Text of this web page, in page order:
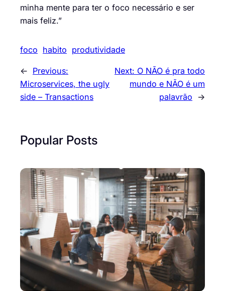
minha mente para ter o foco necessário e ser
mais feliz.”
foco habito produtividade
← Previous:
Microservices, the ugly
side – Transactions
Next: O NÃO é pra todo
mundo e NÃO é um
palavrão
→
Popular Posts